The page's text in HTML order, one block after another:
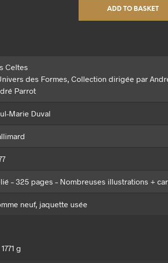
ADD TO BASKET
Celtes
des Formes, Collection dirigée par
Parrot
Marie Duval
– 325 pages – Nombreuses illustrations +
neuf, jaquette usée
1771 g